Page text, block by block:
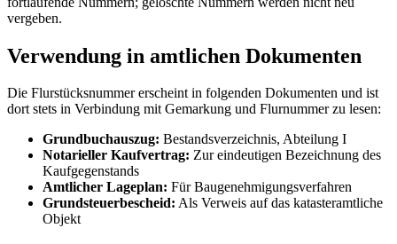
vergeben.
Verwendung in amtlichen Dokumenten
Die Flurstücksnummer erscheint in folgenden Dokumenten und ist
dort stets in Verbindung mit Gemarkung und Flurnummer zu lesen:
Grundbuchauszug: Bestandsverzeichnis, Abteilung I
Notarieller Kaufvertrag: Zur eindeutigen Bezeichnung des
Kaufgegenstands
Amtlicher Lageplan: Für Baugenehmigungsverfahren
Grundsteuerbescheid: Als Verweis auf das katasteramtliche
Objekt